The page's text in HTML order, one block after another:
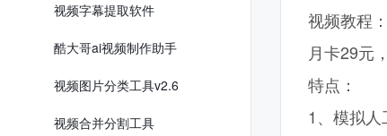
视频字幕提取软件
酷大哥ai视频制作助手
视频图片分类工具v2.6
视频合并分割工具
视频教程：
月卡29元
特点：
1、模拟